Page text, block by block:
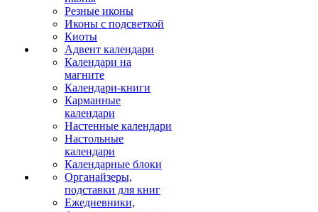
Резные иконы
Иконы с подсветкой
Киоты
Адвент календари
Календари на
магните
Календари-книги
Карманные
календари
Настенные календари
Настольные
календари
Календарные блоки
Органайзеры,
подставки для книг
Ежедневники,